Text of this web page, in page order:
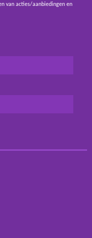
van acties/aanbiedingen en